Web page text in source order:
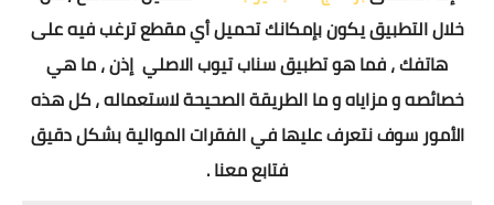
خلال التطبيق يكون بإمكانك تحميل أي مقطع ترغب فيه على
هاتفك ، فما هو تطبيق سناب تيوب الاصلي إذن ، ما هي
خصائصه و مزاياه و ما الطريقة الصحيحة لاستعماله ، كل هذه
الأمور سوف نتعرف عليها في الفقرات الموالية بشكل دقيق
فتابع معنا .